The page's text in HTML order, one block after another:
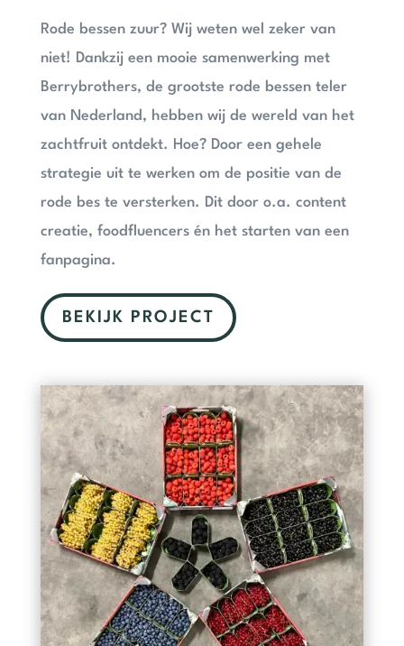
Rode bessen zuur? Wij weten wel zeker van
niet! Dankzij een mooie samenwerking met
Berrybrothers, de grootste rode bessen teler
van Nederland, hebben wij de wereld van het
zachtfruit ontdekt. Hoe? Door een gehele
strategie uit te werken om de positie van de
rode bes te versterken. Dit door o.a. content
creatie, foodfluencers én het starten van een
fanpagina.
BEKIJK PROJECT